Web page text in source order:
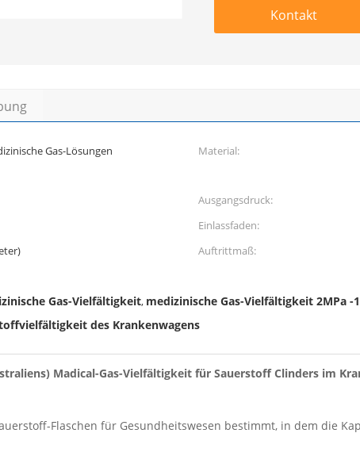
Kontakt
Gas-Lösungen
Material:
Ausgangsdruck:
Einlassfaden:
Auftrittmaß:
Gas-Vielfältigkeit, medizinische Gas-Vielfältigkeit 2MPa -
des Krankenwagens
Madical-Gas-Vielfältigkeit für Sauerstoff Clinders im
Flaschen für Gesundheitswesen bestimmt, in dem die